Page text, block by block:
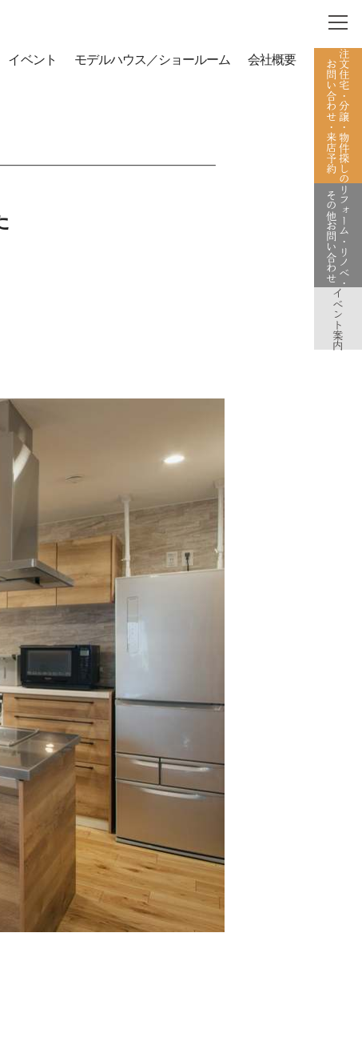
イベント モデルハウス／ショールーム 会社概要 注文住宅・分譲・物件探しの
お問い合わせ・来店予約
リフォーム・リノベ・
その他お問い合わせ
イベント案内